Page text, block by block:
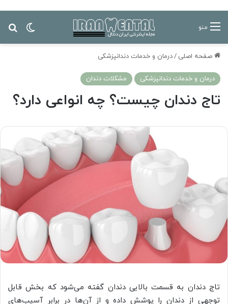
تغییر منو
صفحه اصلی /درمان‌ و خدمات دندانپزشکی
درمان‌ و خدمات دندانپزشکی مشکلات دندان
تاج دندان چیست؟ چه انواعی دارد؟
تاج دندان به قسمت بالایی دندان گفته می‌شود که بخش قابل
توجهی از دندان را پوشش داده و از آن‌ها در برابر آسیب‌های